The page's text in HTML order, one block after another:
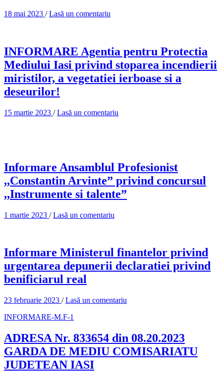
18 mai 2023 /Lasă un comentariu
INFORMARE Agentia pentru Protectia
Mediului Iasi privind stoparea incendierii
miristilor, a vegetatiei ierboase si a
deseurilor!
15 martie 2023 /Lasă un comentariu
Informare Ansamblul Profesionist
,,Constantin Arvinte” privind concursul
,,Instrumente si talente”
1 martie 2023 /Lasă un comentariu
Informare Ministerul finantelor privind
urgentarea depunerii declaratiei privind
benificiarul real
23 februarie 2023 /Lasă un comentariu
INFORMARE-M.F-1
ADRESA Nr. 833654 din 08.20.2023
GARDA DE MEDIU COMISARIATU
JUDETEAN IASI